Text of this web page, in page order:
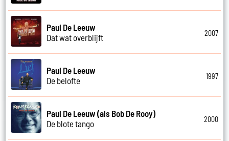
Paul De Leeuw
Dat wat overblijft
2007
Paul De Leeuw
De belofte
1997
Paul De Leeuw (als Bob De Rooy)
De blote tango
2000